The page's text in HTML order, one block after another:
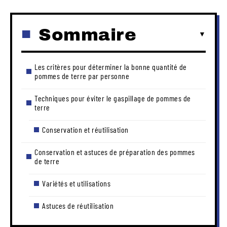
Sommaire
Les critères pour déterminer la bonne quantité de
pommes de terre par personne
Techniques pour éviter le gaspillage de pommes de
terre
Conservation et réutilisation
Conservation et astuces de préparation des pommes
de terre
Variétés et utilisations
Astuces de réutilisation